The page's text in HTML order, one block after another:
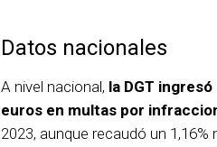
Datos nacionales
A nivel nacional, la DGT
euros en multas por
2023, aunque recaudó un